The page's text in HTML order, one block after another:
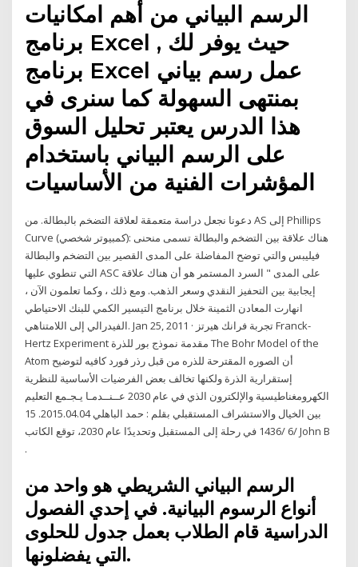
الرسم البياني من أهم امكانيات
برنامج Excel , حيث يوفر لك
برنامج Excel عمل رسم بياني
بمنتهى السهولة كما سنرى في
هذا الدرس يعتبر تحليل السوق
على الرسم البياني باستخدام
المؤشرات الفنية من الأساسيات
دعونا نجعل دراسة متعمقة لعلاقة التضخم بالبطالة. من AS إلى Phillips
Curve (كمبيوتر شخصي): هناك علاقة بين التضخم والبطالة تسمى منحنى
فيليبس والتي توضح المفاضلة على المدى القصير بين التضخم والبطالة
التي تنطوي عليها ASC على المدى " السرد المستمر هو أن هناك علاقة
إيجابية بين التحفيز النقدي وسعر الذهب. ومع ذلك ، وكما تعلمون الآن ،
انهارت المعادن الثمينة خلال برنامج التيسير الكمي للبنك الاحتياطي
الفيدرالي إلى اللامتناهي. Jan 25, 2011 · تجربة فرانك هيرتز Franck-
Hertz Experiment مقدمة نموذج بور للذرة The Bohr Model of the
Atom أن الصوره المقترحة للذره من قبل رذر فورد كافيه لتوضيح
إستقرارية الذرة ولكنها تخالف بعض الفرضيات الأساسية للنظرية
الكهرومغناطيسية والإلكترون الذي في عام 2030 عــنــدمـا يـجـمع التعليم
بين الخيال والاستشراف المستقبلي بقلم : حمد الباهلي 2015.04.04. 15
/6 /1436 في رحلة إلى المستقبل وتحديدًا عام 2030، توقع الكاتب John B
.
الرسم البياني الشريطي هو واحد من
أنواع الرسوم البيانية. في إحدي الفصول
الدراسية قام الطلاب بعمل جدول للحلوى
التي يفضلونها.